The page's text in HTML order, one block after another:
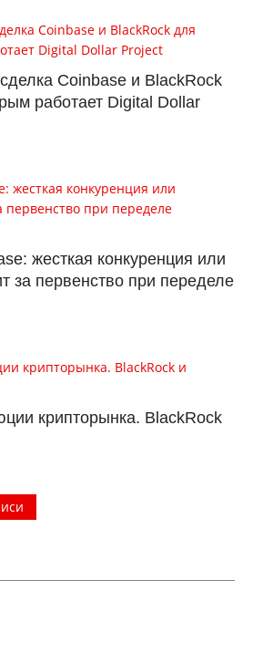
Coinbase и BlackRock
работает Digital Dollar
жесткая конкуренция или
за первенство при переделе
крипторынка. BlackRock